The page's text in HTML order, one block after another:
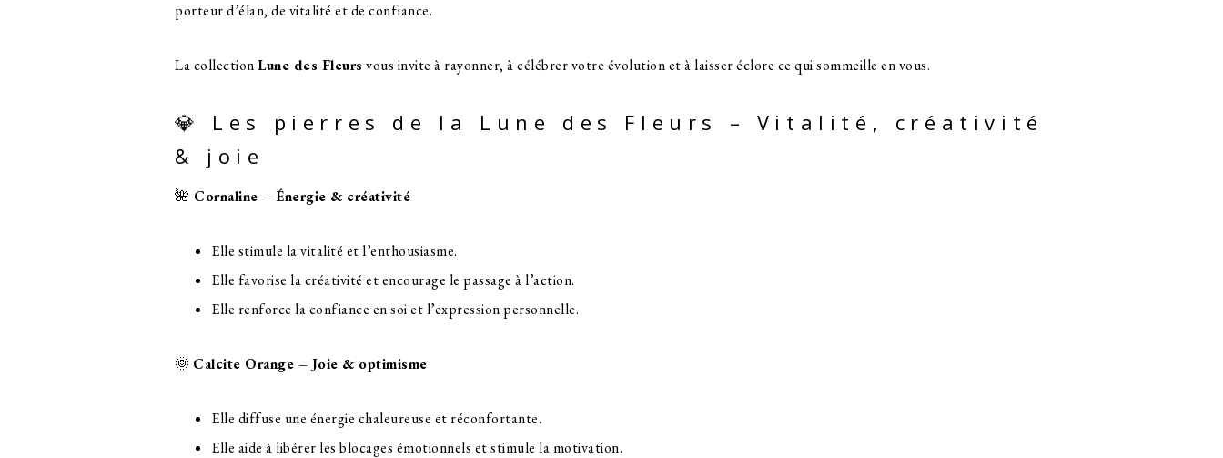
porteur d’élan, de vitalité et de confiance.
La collectionLune des Fleurs vous invite à rayonner, à célébrer votre évolution et à laisser éclore ce qui sommeille en vous.
💎 Les pierres de la Lune des Fleurs – Vitalité, créativité
& joie
🌺 Cornaline – Énergie & créativité
Elle stimule la vitalité et l’enthousiasme.
Elle favorise la créativité et encourage le passage à l’action.
Elle renforce la confiance en soi et l’expression personnelle.
🌞 Calcite Orange – Joie & optimisme
Elle diffuse une énergie chaleureuse et réconfortante.
Elle aide à libérer les blocages émotionnels et stimule la motivation.